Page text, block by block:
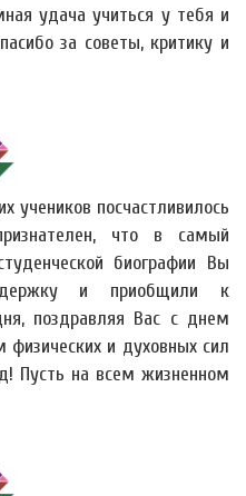
удача учиться у тебя и
за советы, критику и
учеников посчастливилось
что в самый
биографии Вы
и приобщили к
поздравляя Вас с днем
и духовных сил
Пусть на всем жизненном